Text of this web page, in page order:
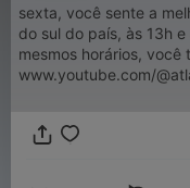
sexta, você sente a
do sul do país, às 13h
mesmos horários, você
www.youtube.com/
os episódios ficam
absurdas e os
comentar as notícias